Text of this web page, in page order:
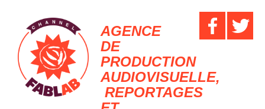
AGENCE
DE
PRODUCTION
AUDIOVISUELLE,
REPORTAGES